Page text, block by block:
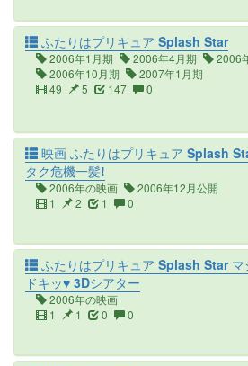
ふたりはプリキュア Splash Star
2006年1月期 2006年4月期
2006
2006年10月期
2007年1月期
49
5 147 0
映画 ふたりはプリキュア Splash
タク危機一髪!
2006年の映画
2006年12月公開
1
2 1 0
ふたりはプリキュア Splash Star
ドキッ♥ 3Dシアター
2006年の映画
1
1 0 0